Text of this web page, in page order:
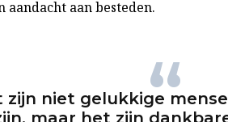
aandacht aan besteden.
zijn niet gelukkige
maar het zijn